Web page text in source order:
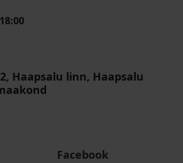
Haapsalu linn, Haapsalu
Facebook